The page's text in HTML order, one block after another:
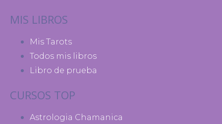
MIS LIBROS
Mis Tarots
Todos mis libros
Libro de prueba
CURSOS TOP
Astrologia Chamanica